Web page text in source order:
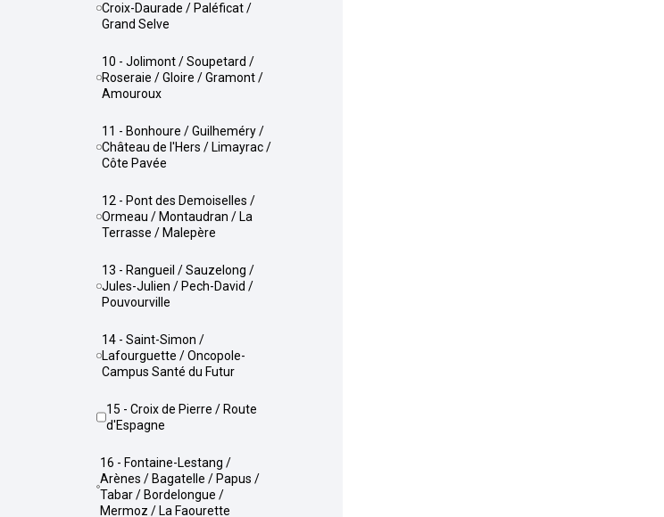
Croix-Daurade / Paléficat /
Grand Selve
10 - Jolimont / Soupetard /
Roseraie / Gloire / Gramont /
Amouroux
11 - Bonhoure / Guilheméry /
Château de l'Hers / Limayrac /
Côte Pavée
12 - Pont des Demoiselles /
Ormeau / Montaudran / La
Terrasse / Malepère
13 - Rangueil / Sauzelong /
Jules-Julien / Pech-David /
Pouvourville
14 - Saint-Simon /
Lafourguette / Oncopole-
Campus Santé du Futur
15 - Croix de Pierre / Route
d'Espagne
16 - Fontaine-Lestang /
Arènes / Bagatelle / Papus /
Tabar / Bordelongue /
Mermoz / La Faourette